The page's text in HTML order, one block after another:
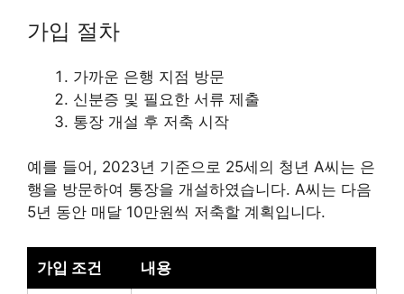
가입 절차
가까운 은행 지점 방문
신분증 및 필요한 서류 제출
통장 개설 후 저축 시작
예를 들어, 2023년 기준으로 25세의 청년 A씨는 은
행을 방문하여 통장을 개설하였습니다. A씨는 다음
5년 동안 매달 10만원씩 저축할 계획입니다.
가입 조건 내용